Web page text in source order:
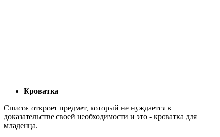
Кроватка
Список откроет предмет, который не нуждается в
доказательстве своей необходимости и это - кроватка для
младенца.